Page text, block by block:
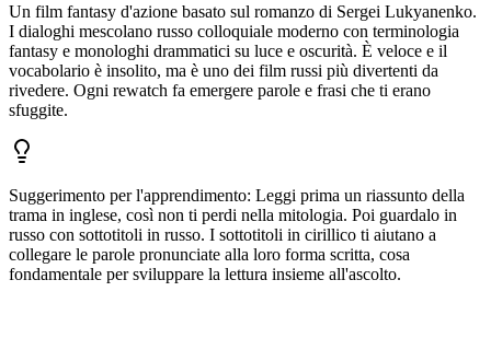
Un film fantasy d'azione basato sul romanzo di Sergei Lukyanenko.
I dialoghi mescolano russo colloquiale moderno con terminologia
fantasy e monologhi drammatici su luce e oscurità. È veloce e il
vocabolario è insolito, ma è uno dei film russi più divertenti da
rivedere. Ogni rewatch fa emergere parole e frasi che ti erano
sfuggite.
Suggerimento per l'apprendimento: Leggi prima un riassunto della
trama in inglese, così non ti perdi nella mitologia. Poi guardalo in
russo con sottotitoli in russo. I sottotitoli in cirillico ti aiutano a
collegare le parole pronunciate alla loro forma scritta, cosa
fondamentale per sviluppare la lettura insieme all'ascolto.